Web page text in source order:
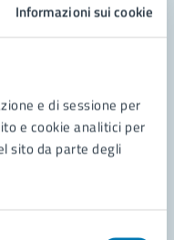
Informazioni sui cookie
e di sessione per
e cookie analitici per
sito da parte degli